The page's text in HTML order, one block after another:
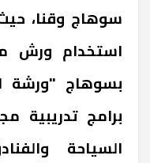
سوهاج وقنا،
استخدام ورش
بسوهاج "ورشة
برامج
السياحة